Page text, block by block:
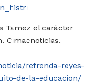
Tamez el carácter
Cimacnoticias.
refrenda-reyes-
de-la-educacion/